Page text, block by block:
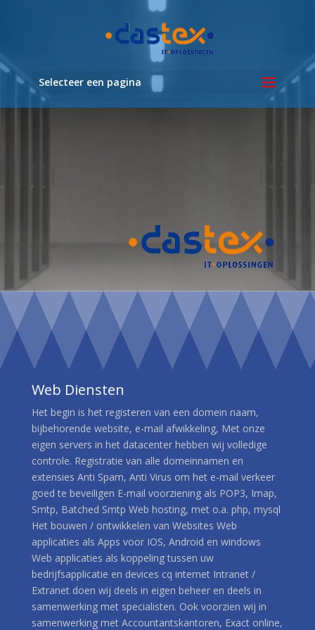
Selecteer een pagina
Web Diensten
Het begin is het registeren van een domein naam,
bijbehorende website, e-mail afwikkeling, Met onze
eigen servers in het datacenter hebben wij volledige
controle. Registratie van alle domeinnamen en
extensies Anti Spam, Anti Virus om het e-mail verkeer
goed te beveiligen E-mail voorziening als POP3, Imap,
Smtp, Batched Smtp Web hosting, met o.a. php, mysql
Het bouwen / ontwikkelen van Websites Web
applicaties als Apps voor IOS, Android en windows
Web applicaties als koppeling tussen uw
bedrijfsapplicatie en devices cq internet Intranet /
Extranet doen wij deels in eigen beheer en deels in
samenwerking met specialisten. Ook voorzien wij in
samenwerking met Accountantskantoren, Exact online,